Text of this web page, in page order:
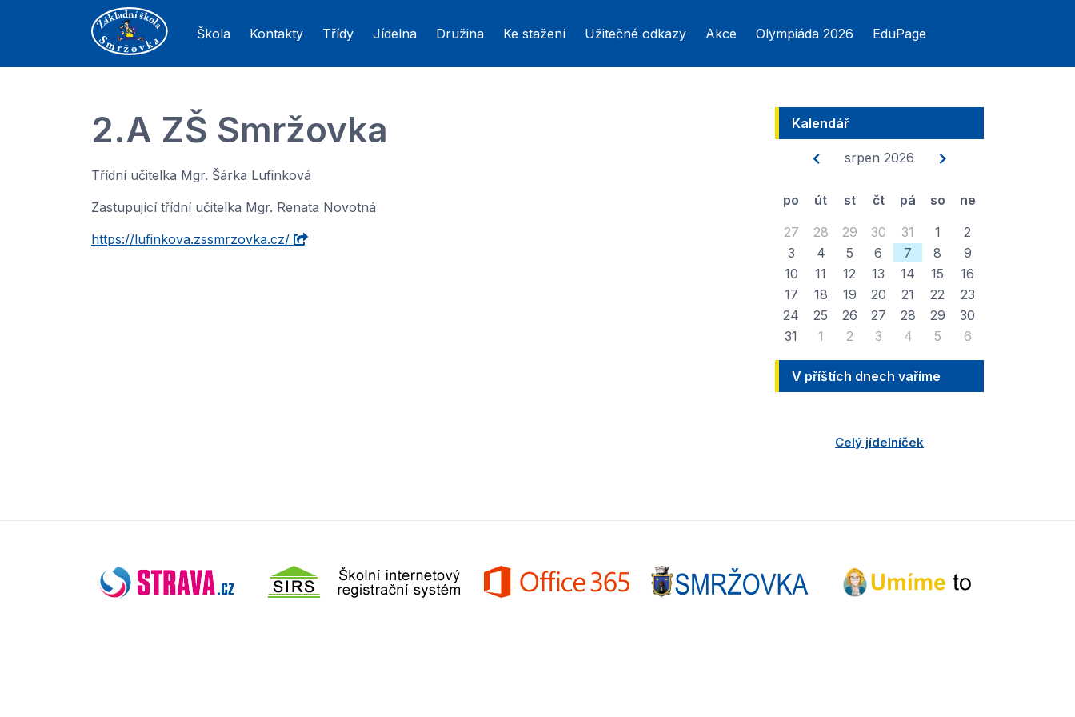
Škola Kontakty Třídy Jídelna Družina Ke stažení Užitečné odkazy Akce Olympiáda 2026 EduPage
2.A ZŠ Smržovka
Třídní učitelka Mgr. Šárka Lufinková
Zastupující třídní učitelka Mgr. Renata Novotná
https://lufinkova.zssmrzovka.cz/
Kalendář
srpen 2026
po út st čt pá so
ne
27
28 29 30 31 1
2
3
4 5 6 7 8
9
10
11 12 13 14 15
16
17
18 19 20 21 22
23
24
25 26 27 28 29
30
31
1 2 3 4 5 6
V příštích dnech vaříme
Celý jídelníček